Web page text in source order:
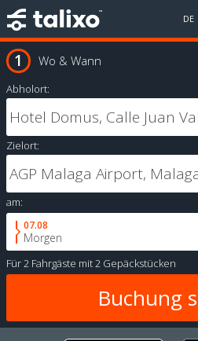
DE
Wo & Wann
Abholort:
Zielort:
am:
07.08
Morgen
Für2 Fahrgäste mit2 Gepäckstücken